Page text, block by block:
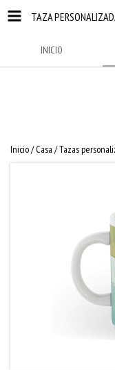
TAZA
INICIO
Inicio/ Casa /Tazas